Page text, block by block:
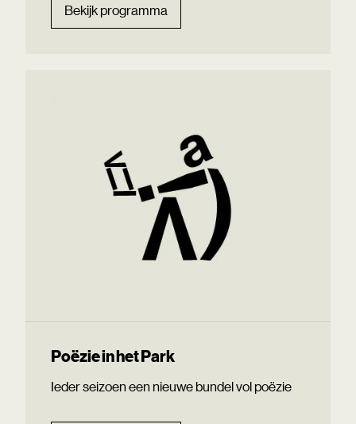
Bekijk programma
Poëzie in het Park
Ieder seizoen een nieuwe bundel vol poëzie